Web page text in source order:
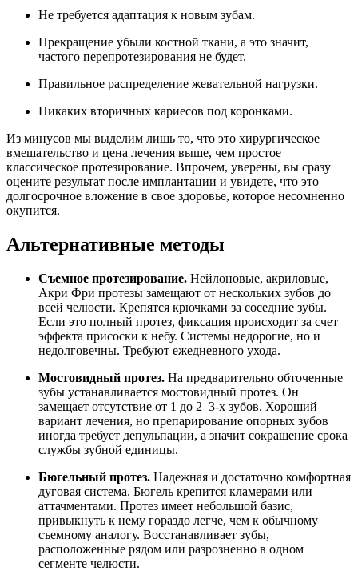
Не требуется адаптация к новым зубам.
Прекращение убыли костной ткани, а это значит,
частого перепротезирования не будет.
Правильное распределение жевательной нагрузки.
Никаких вторичных кариесов под коронками.
Из минусов мы выделим лишь то, что это хирургическое
вмешательство и цена лечения выше, чем простое
классическое протезирование. Впрочем, уверены, вы сразу
оцените результат после имплантации и увидете, что это
долгосрочное вложение в свое здоровье, которое несомненно
окупится.
Альтернативные методы
Съемное протезирование. Нейлоновые, акриловые,
Акри Фри протезы замещают от нескольких зубов до
всей челюсти. Крепятся крючками за соседние зубы.
Если это полный протез, фиксация происходит за счет
эффекта присоски к небу. Системы недорогие, но и
недолговечны. Требуют ежедневного ухода.
Мостовидный протез. На предварительно обточенные
зубы устанавливается мостовидный протез. Он
замещает отсутствие от 1 до 2–3-х зубов. Хороший
вариант лечения, но препарирование опорных зубов
иногда требует депульпации, а значит сокращение срока
службы зубной единицы.
Бюгельный протез. Надежная и достаточно комфортная
дуговая система. Бюгель крепится кламерами или
аттачментами. Протез имеет небольшой базис,
привыкнуть к нему гораздо легче, чем к обычному
съемному аналогу. Восстанавливает зубы,
расположенные рядом или разрозненно в одном
сегменте челюсти.